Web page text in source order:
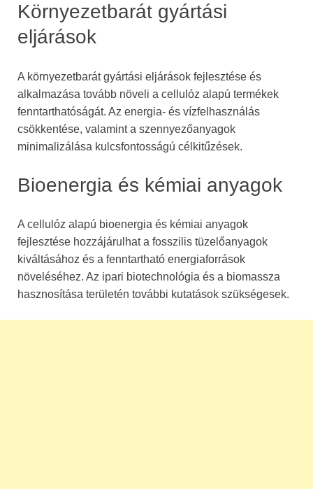
Környezetbarát gyártási
eljárások
A környezetbarát gyártási eljárások fejlesztése és
alkalmazása tovább növeli a cellulóz alapú termékek
fenntarthatóságát. Az energia- és vízfelhasználás
csökkentése, valamint a szennyezőanyagok
minimalizálása kulcsfontosságú célkitűzések.
Bioenergia és kémiai anyagok
A cellulóz alapú bioenergia és kémiai anyagok
fejlesztése hozzájárulhat a fosszilis tüzelőanyagok
kiváltásához és a fenntartható energiaforrások
növeléséhez. Az ipari biotechnológia és a biomassza
hasznosítása területén további kutatások szükségesek.